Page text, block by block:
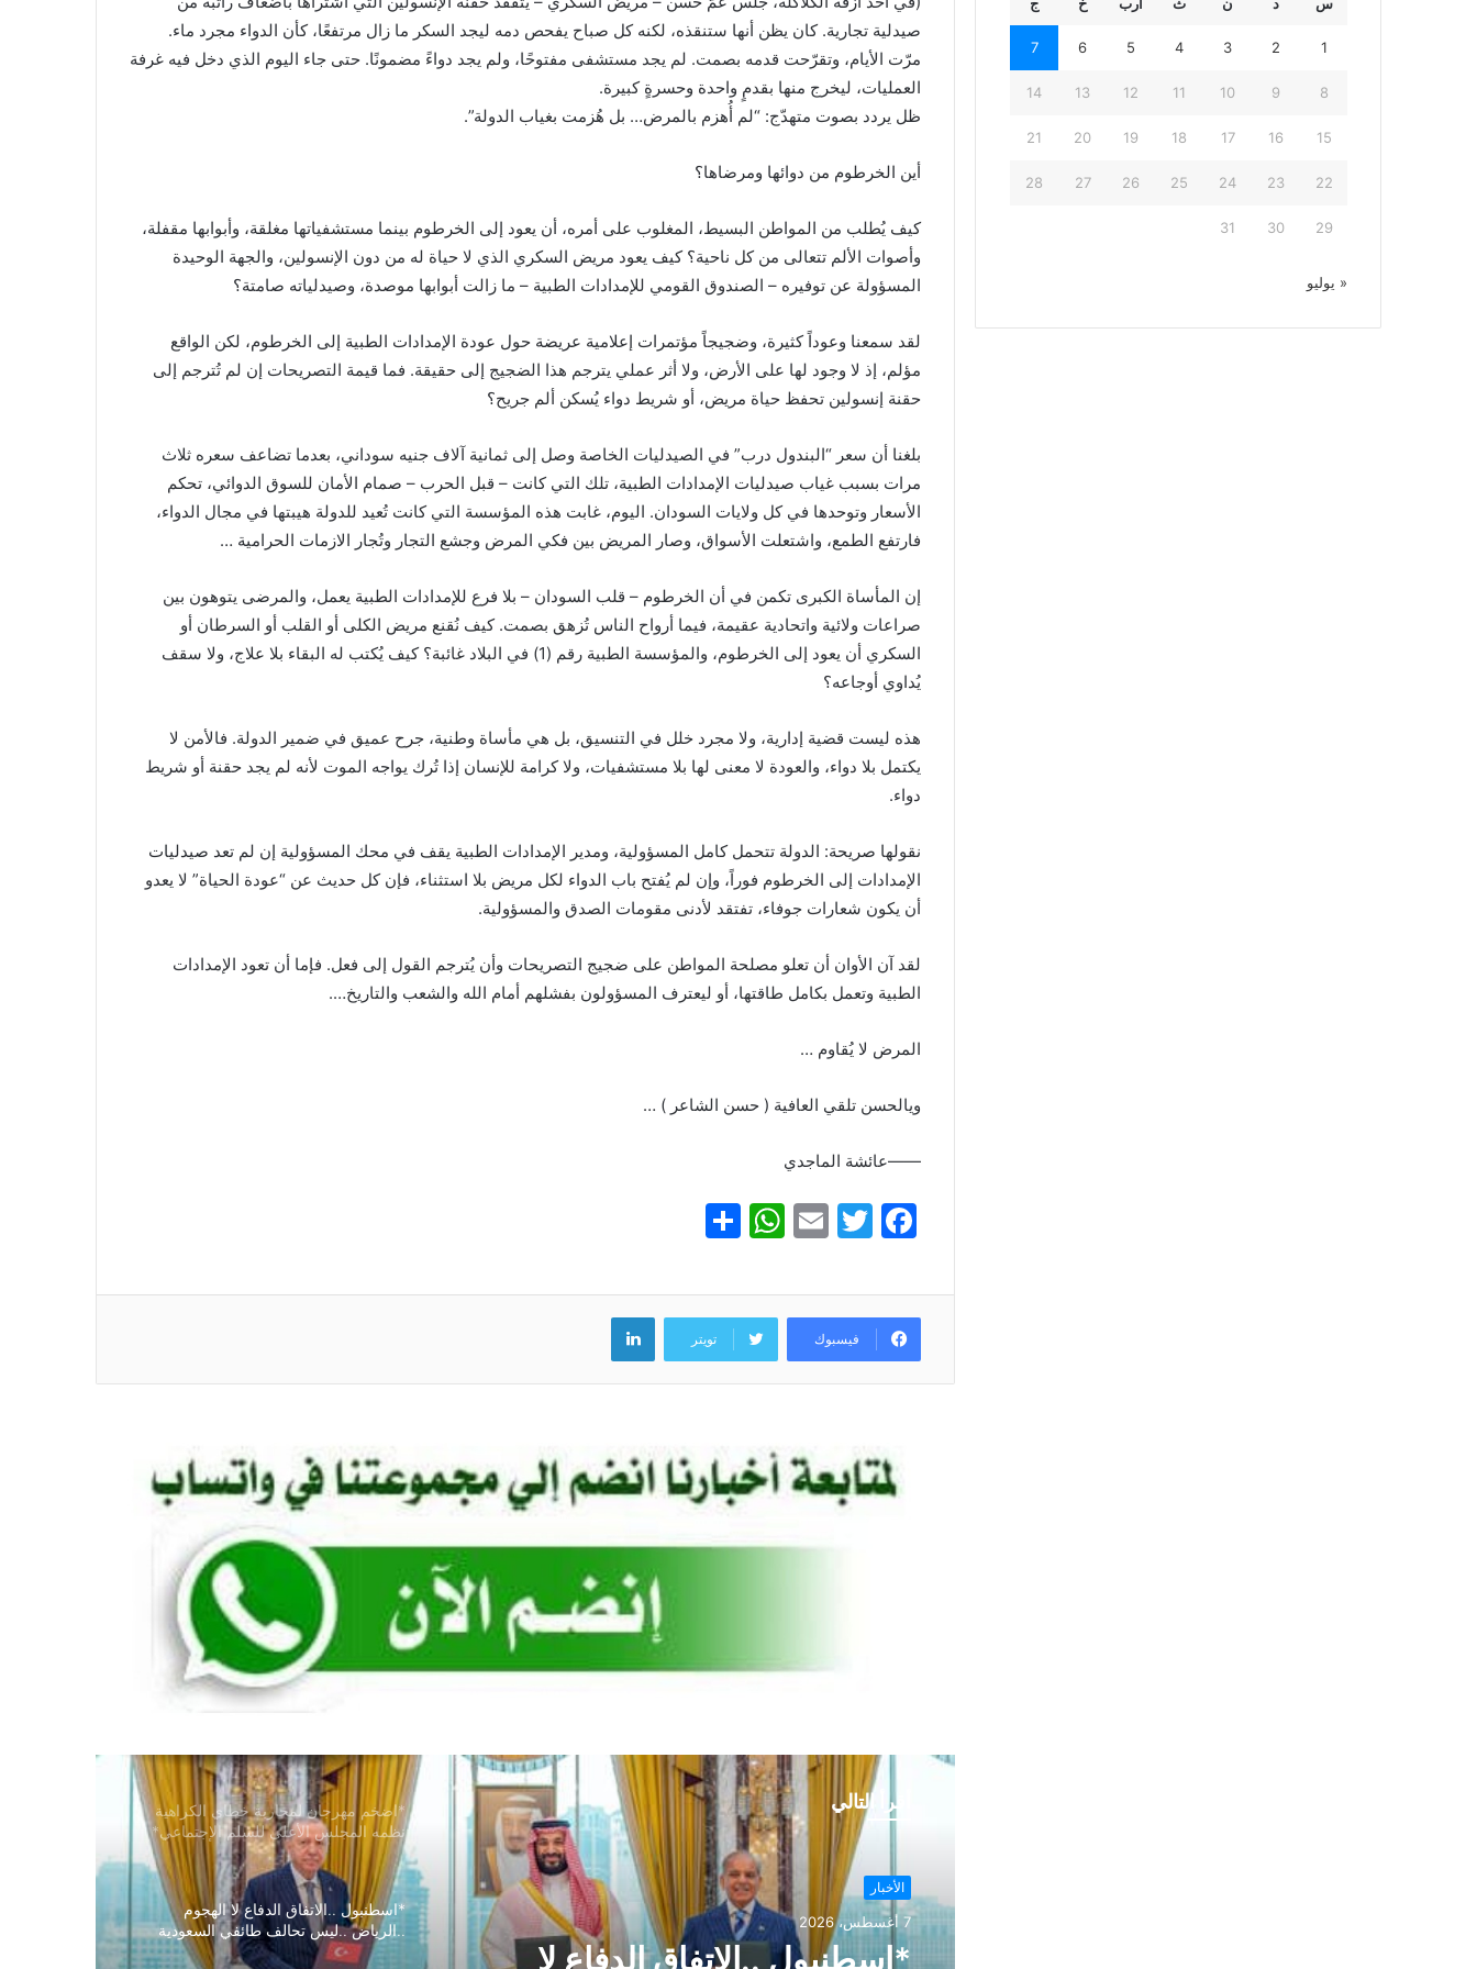
صيدلية تجارية. كان يظن أنها ستنقذه، لكنه كل صباح يفحص دمه ليجد السكر ما زال مرتفعًا، كأن الدواء مجرد ماء.
مرّت الأيام، وتقرّحت قدمه بصمت. لم يجد مستشفى مفتوحًا، ولم يجد دواءً مضمونًا. حتى جاء اليوم الذي دخل فيه غرفة
العمليات، ليخرج منها بقدمٍ واحدة وحسرةٍ كبيرة.
ظل يردد بصوت متهدّج: “لم أُهزم بالمرض… بل هُزمت بغياب الدولة”.
أين الخرطوم من دوائها ومرضاها؟
كيف يُطلب من المواطن البسيط، المغلوب على أمره، أن يعود إلى الخرطوم بينما مستشفياتها مغلقة، وأبوابها مقفلة،
وأصوات الألم تتعالى من كل ناحية؟ كيف يعود مريض السكري الذي لا حياة له من دون الإنسولين، والجهة الوحيدة
المسؤولة عن توفيره – الصندوق القومي للإمدادات الطبية – ما زالت أبوابها موصدة، وصيدلياته صامتة؟
لقد سمعنا وعوداً كثيرة، وضجيجاً مؤتمرات إعلامية عريضة حول عودة الإمدادات الطبية إلى الخرطوم، لكن الواقع
مؤلم، إذ لا وجود لها على الأرض، ولا أثر عملي يترجم هذا الضجيج إلى حقيقة. فما قيمة التصريحات إن لم تُترجم إلى
حقنة إنسولين تحفظ حياة مريض، أو شريط دواء يُسكن ألم جريح؟
بلغنا أن سعر “البندول درب” في الصيدليات الخاصة وصل إلى ثمانية آلاف جنيه سوداني، بعدما تضاعف سعره ثلاث
مرات بسبب غياب صيدليات الإمدادات الطبية، تلك التي كانت – قبل الحرب – صمام الأمان للسوق الدوائي، تحكم
الأسعار وتوحدها في كل ولايات السودان. اليوم، غابت هذه المؤسسة التي كانت تُعيد للدولة هيبتها في مجال الدواء،
فارتفع الطمع، واشتعلت الأسواق، وصار المريض بين فكي المرض وجشع التجار وتُجار الازمات الحرامية …
إن المأساة الكبرى تكمن في أن الخرطوم – قلب السودان – بلا فرع للإمدادات الطبية يعمل، والمرضى يتوهون بين
صراعات ولائية واتحادية عقيمة، فيما أرواح الناس تُزهق بصمت. كيف نُقنع مريض الكلى أو القلب أو السرطان أو
السكري أن يعود إلى الخرطوم، والمؤسسة الطبية رقم (1) في البلاد غائبة؟ كيف يُكتب له البقاء بلا علاج، ولا سقف
يُداوي أوجاعه؟
هذه ليست قضية إدارية، ولا مجرد خلل في التنسيق، بل هي مأساة وطنية، جرح عميق في ضمير الدولة. فالأمن لا
يكتمل بلا دواء، والعودة لا معنى لها بلا مستشفيات، ولا كرامة للإنسان إذا تُرك يواجه الموت لأنه لم يجد حقنة أو شريط
دواء.
نقولها صريحة: الدولة تتحمل كامل المسؤولية، ومدير الإمدادات الطبية يقف في محك المسؤولية إن لم تعد صيدليات
الإمدادات إلى الخرطوم فوراً، وإن لم يُفتح باب الدواء لكل مريض بلا استثناء، فإن كل حديث عن “عودة الحياة” لا يعدو
أن يكون شعارات جوفاء، تفتقد لأدنى مقومات الصدق والمسؤولية.
لقد آن الأوان أن تعلو مصلحة المواطن على ضجيج التصريحات وأن يُترجم القول إلى فعل. فإما أن تعود الإمدادات
الطبية وتعمل بكامل طاقتها، أو ليعترف المسؤولون بفشلهم أمام الله والشعب والتاريخ….
المرض لا يُقاوم …
ويالحسن تلقي العافية ( حسن الشاعر ) …
——عائشة الماجدي
F
c
e
b
o
k
T
itt
er
E
ai
l
W
at
s
A
p
ar
e
فيسبوك تويتر
لينكدإن
أقرأ التالي
الأخبار
7 أغسطس، 2026 الأخبار
7 أغسطس، 2026
*بعثة النيل الأبيض المشاركة في الدورة
*تنسيقية القوى الوطنية تبحث مع منظمة
الأزمات الدولية توثيق انتهاكات الحرب في
*أبو قردة: (السودان يمتلك مقومات للنهوض
تفوق ما امتلكته دُوَلًا تجاوزت حروباً مُدَمِّرَة
وأصبحت نماذج للاستقرار)*
*المجلس الأعلى للسلم الاجتماعي يهدي
*اضخم مهرجان لمحاربة خطاي الكراهية
نظمه المجلس الأعلى للسلم الإجتماعي*
*اسطنبول ..الاتفاق الدفاع لا الهجوم
..الرياض ..ليس تحالف طائفي السعودية
وتركيا وباكستان توقع اتفاقية مكة للدفاع
المشترك وسط تحولات أمنية إقليمية*
1
2
3
4
5
6
7
8
9
10
11
12
13
14
15
16
17
18
19
20
21
22
23
24
25
26
27
28
29
30
31
« يوليو